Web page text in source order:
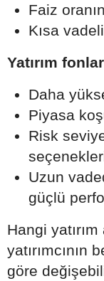
Faiz
Kısa
Yatırım
Daha
Piyasa
Risk
Uzun
güçlü
Hangi
yatırımcının
göre